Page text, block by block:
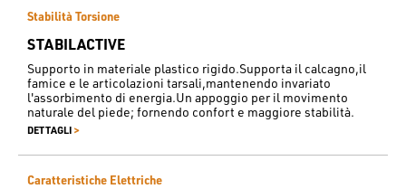
Stabilità Torsione
STABILACTIVE
Supporto in materiale plastico rigido.Supporta il calcagno,il
famice e le articolazioni tarsali,mantenendo invariato
l'assorbimento di energia.Un appoggio per il movimento
naturale del piede; fornendo confort e maggiore stabilità.
DETTAGLI >
Caratteristiche Elettriche